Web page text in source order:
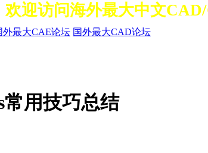
访问海外最大中文CAD/
外最大CAE论坛 国外最大CAD论坛
常用技巧总结